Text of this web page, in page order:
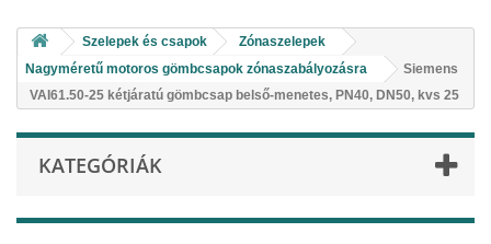
Szelepek és csapok
Zónaszelepek
Nagyméretű motoros gömbcsapok zónaszabályozásra
Siemens
VAI61.50-25 kétjáratú gömbcsap belső-menetes, PN40, DN50, kvs 25
KATEGÓRIÁK